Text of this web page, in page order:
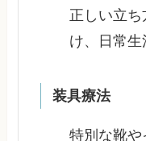
正しい立
け、日常
装具療法
特別な靴や